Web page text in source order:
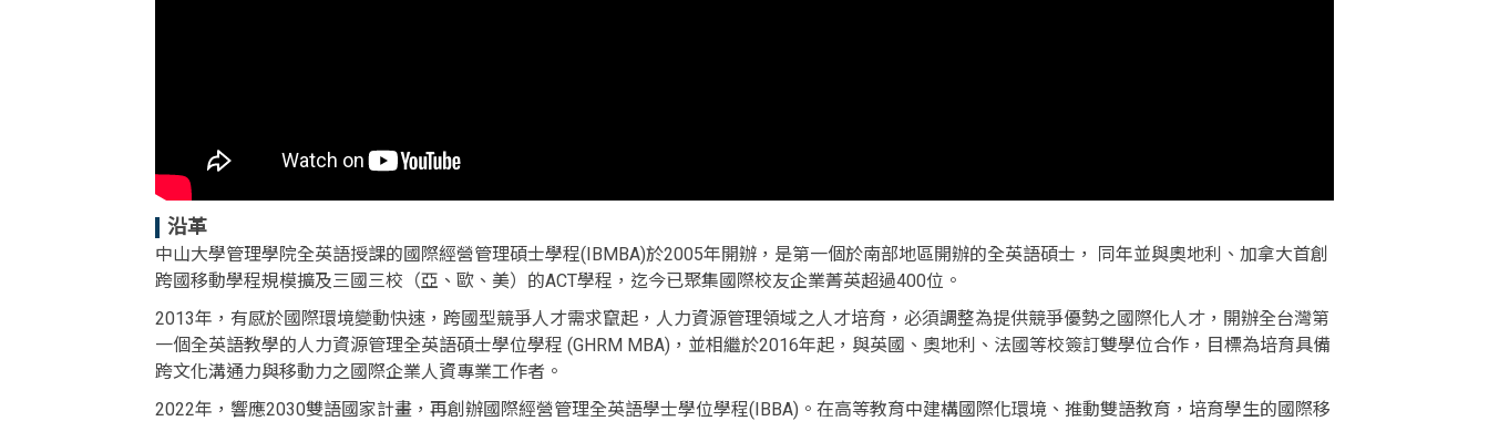
沿革
中山大學管理學院全英語授課的國際經營管理碩士學程(IBMBA)於2005年開辦，是第一個於南部地區開辦的全英語碩士， 同年並與奧地利、加拿大首創
跨國移動學程規模擴及三國三校（亞、歐、美）的ACT學程，迄今已聚集國際校友企業菁英超過400位。
2013年，有感於國際環境變動快速，跨國型競爭人才需求竄起，人力資源管理領域之人才培育，必須調整為提供競爭優勢之國際化人才，開辦全台灣第
一個全英語教學的人力資源管理全英語碩士學位學程 (GHRM MBA)，並相繼於2016年起，與英國、奧地利、法國等校簽訂雙學位合作，目標為培育具備
跨文化溝通力與移動力之國際企業人資專業工作者。
2022年，響應2030雙語國家計畫，再創辦國際經營管理全英語學士學位學程(IBBA)。在高等教育中建構國際化環境、推動雙語教育，培育學生的國際移